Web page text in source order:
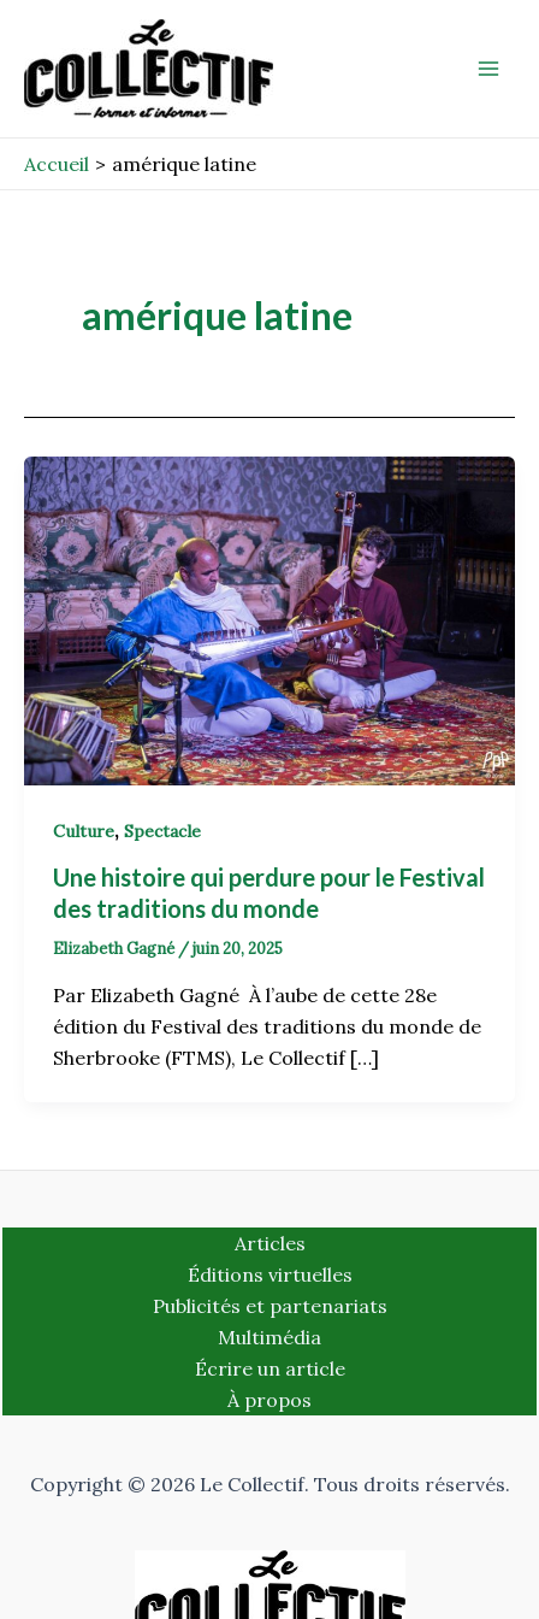
contenu
Accueil amérique latine
amérique latine
Culture, Spectacle
Une histoire qui perdure pour le Festival
des traditions du monde
Elizabeth Gagné /juin 20, 2025
Par Elizabeth Gagné À l’aube de cette 28e
édition du Festival des traditions du monde de
Sherbrooke (FTMS), Le Collectif […]
Articles
Éditions virtuelles
Publicités et partenariats
Multimédia
Écrire un article
À propos
Copyright © 2026 Le Collectif. Tous droits réservés.